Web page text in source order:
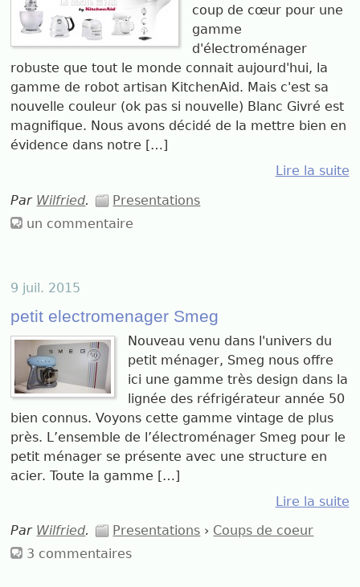
coup de cœur pour une
gamme
d'électroménager
robuste que tout le monde connait aujourd'hui, la
gamme de robot artisan KitchenAid. Mais c'est sa
nouvelle couleur (ok pas si nouvelle) Blanc Givré est
magnifique. Nous avons décidé de la mettre bien en
évidence dans notre […]
Lire la suite
Par Wilfried.
Presentations
un commentaire
9 juil. 2015
petit electromenager Smeg
Nouveau venu dans l'univers du
petit ménager, Smeg nous offre
ici une gamme très design dans la
lignée des réfrigérateur année 50
bien connus. Voyons cette gamme vintage de plus
près. L’ensemble de l’électroménager Smeg pour le
petit ménager se présente avec une structure en
acier. Toute la gamme […]
Lire la suite
Par Wilfried. Presentations › Coups de coeur
3 commentaires